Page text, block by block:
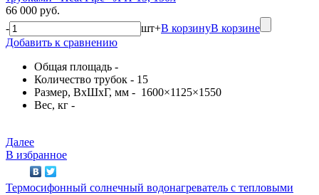
66 000 руб.
-
шт+В корзинуВ корзине
Добавить к сравнению
Общая площадь -
Количество трубок - 15
Размер, ВхШхГ, мм - 1600×1125×1550
Вес, кг -
Далее
В избранное
Термосифонный солнечный водонагреватель с тепловыми